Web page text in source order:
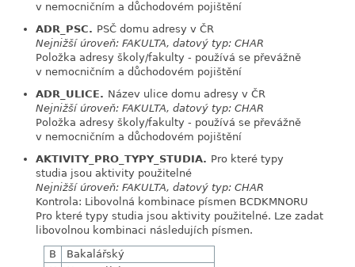
v nemocničním a důchodovém pojištění
ADR_PSC. PSČ domu adresy v ČR
Nejnižší úroveň: FAKULTA, datový typ: CHAR
Položka adresy školy/fakulty - používá se převážně
v nemocničním a důchodovém pojištění
ADR_ULICE. Název ulice domu adresy v ČR
Nejnižší úroveň: FAKULTA, datový typ: CHAR
Položka adresy školy/fakulty - používá se převážně
v nemocničním a důchodovém pojištění
AKTIVITY_PRO_TYPY_STUDIA. Pro které typy
studia jsou aktivity použitelné
Nejnižší úroveň: FAKULTA, datový typ: CHAR
Kontrola: Libovolná kombinace písmen BCDKMNORU
Pro které typy studia jsou aktivity použitelné. Lze zadat
libovolnou kombinaci následujích písmen.
B
Bakalářský